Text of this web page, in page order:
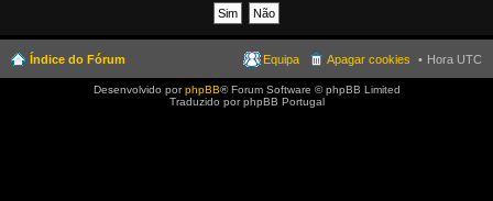
Índice do Fórum Hora UTC
Apagar cookies
Equipa
Desenvolvido porphpBB® Forum Software © phpBB Limited
Traduzido por phpBB Portugal